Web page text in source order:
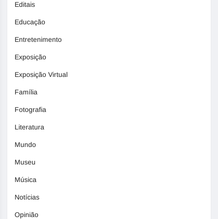
Editais
Educação
Entretenimento
Exposição
Exposição Virtual
Família
Fotografia
Literatura
Mundo
Museu
Música
Notícias
Opinião